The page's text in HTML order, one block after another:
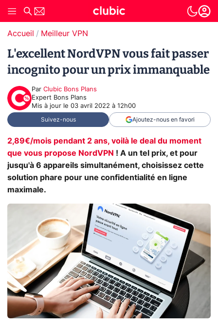
Accueil Meilleur VPN
L'excellent NordVPN vous fait passer
incognito pour un prix immanquable
Par Clubic Bons Plans
Expert Bons Plans
Mis à jour le 03 avril 2022 à 12h00
Suivez-nous Ajoutez-nous en favori
2,89€/mois pendant 2 ans, voilà le deal du moment
que vous propose NordVPN ! A un tel prix, et pour
jusqu'à 6 appareils simultanément, choisissez cette
solution phare pour une confidentialité en ligne
maximale.